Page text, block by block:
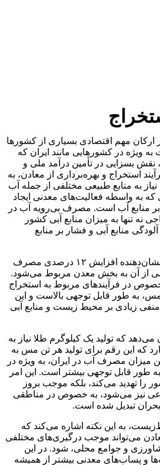
ارکان مهم اقتصادی بسیاری از کشورها
ویژه در کشورهایی مانند ایران که
نقش بسزایی در تأمین درآمد ملی و
استخراج و بهره‌برداری از معادن، به
به منابع طبیعی مختلفی از جمله آب
به واسطه فعالیت‌های معدنی ایجاد
منابع آب است. مصرف بی‌رویه آب در
نه تنها به میزان منابع آبی کشور
منابع آبی و فشار بر منابع
آمارهای اخیر وزارت نیرو نشان‌دهنده افزایش ۱۲ درصدی مصرف
از آن به بخش معدن مربوط می‌شود.
در فرآیندهای مربوط به استخراج
مس، به طور قابل توجهی بالاست و این
زیادی بر محیط زیست و منابع آبی
که تولید یک کیلوگرم طلا نیاز به
آب دارد که این رقم برای تولید هر تن مس به
میزان مصرف آب در ایران، به ویژه در
به طور قابل توجهی بیشتر است. این امر
را تهدید می‌کند، بلکه موجب بروز
نیز می‌شود، به خصوص در مناطقی
بحران تبدیل شده است.
به این نکته اشاره می‌کند که
می‌تواند موجب درگیری‌های مختلفی
و جوامع محلی، شود. در این
و پساب‌های معدنی بیشتر از همیشه